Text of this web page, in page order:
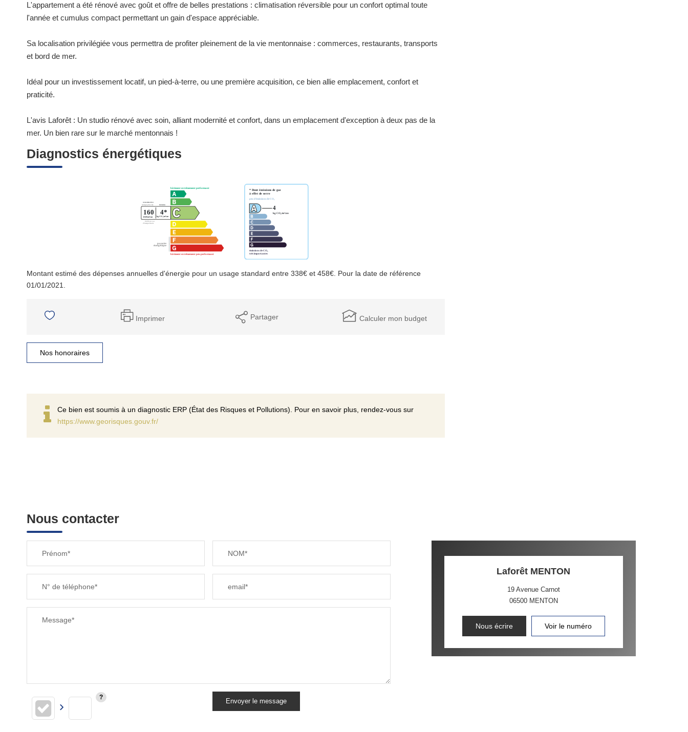
L'appartement a été rénové avec goût et offre de belles prestations : climatisation réversible pour un confort optimal toute
l'année et cumulus compact permettant un gain d'espace appréciable.
Sa localisation privilégiée vous permettra de profiter pleinement de la vie mentonnaise : commerces, restaurants, transports
et bord de mer.
Idéal pour un investissement locatif, un pied-à-terre, ou une première acquisition, ce bien allie emplacement, confort et
praticité.
L'avis Laforêt : Un studio rénové avec soin, alliant modernité et confort, dans un emplacement d'exception à deux pas de la
mer. Un bien rare sur le marché mentonnais !
Diagnostics énergétiques
Montant estimé des dépenses annuelles d'énergie pour un usage standard entre 338€ et 458€. Pour la date de référence
01/01/2021.
Imprimer Partager Calculer mon budget
Nos honoraires
Ce bien est soumis à un diagnostic ERP (État des Risques et Pollutions). Pour en savoir plus, rendez-vous sur
https://www.georisques.gouv.fr/
Nous contacter
Prénom* NOM*
N° de téléphone* email*
Message*
Envoyer le message
Laforêt MENTON
19 Avenue Carnot
06500 MENTON
Nous écrire Voir le numéro